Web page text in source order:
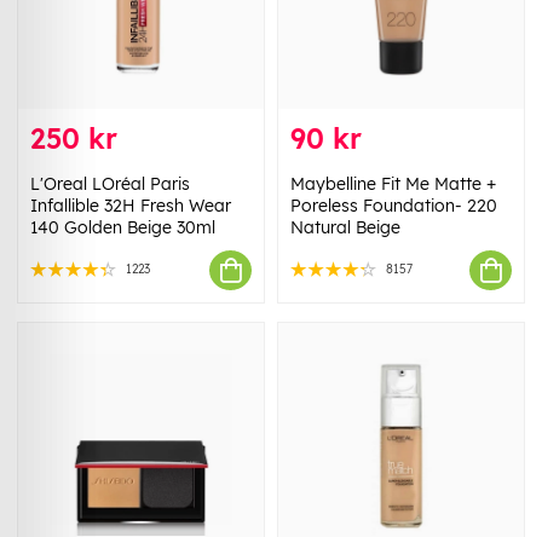
250 kr
L'Oreal LOréal Paris
Infallible 32H Fresh Wear
140 Golden Beige 30ml
1223
90 kr
Maybelline Fit Me Matte +
Poreless Foundation- 220
Natural Beige
8157